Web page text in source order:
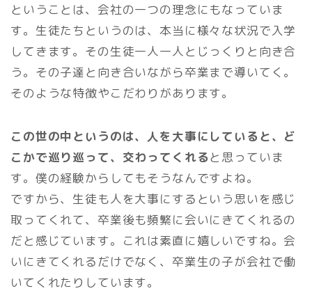
ということは、会社の一つの理念にもなっていま
す。生徒たちというのは、本当に様々な状況で入学
してきます。その生徒一人一人とじっくりと向き合
う。その子達と向き合いながら卒業まで導いてく。
そのような特徴やこだわりがあります。
この世の中というのは、人を大事にしていると、ど
こかで巡り巡って、交わってくれると思っていま
す。僕の経験からしてもそうなんですよね。
ですから、生徒も人を大事にするという思いを感じ
取ってくれて、卒業後も頻繁に会いにきてくれるの
だと感じています。これは素直に嬉しいですね。会
いにきてくれるだけでなく、卒業生の子が会社で働
いてくれたりしています。